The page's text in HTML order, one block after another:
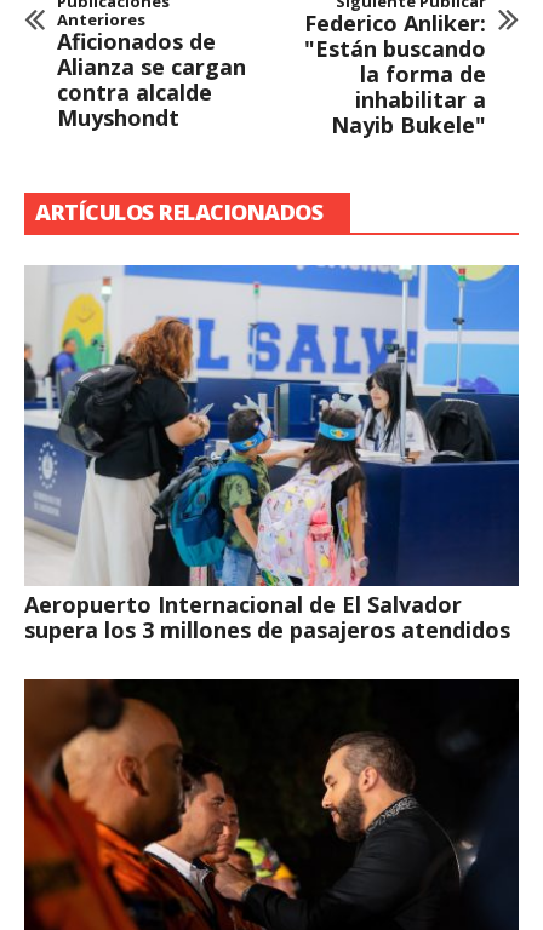
Anteriores
Aficionados de
Alianza se cargan
contra alcalde
Muyshondt
Federico Anliker:
"Están buscando
la forma de
inhabilitar a
Nayib Bukele"
ARTÍCULOS RELACIONADOS
Aeropuerto Internacional de El Salvador
supera los 3 millones de pasajeros atendidos